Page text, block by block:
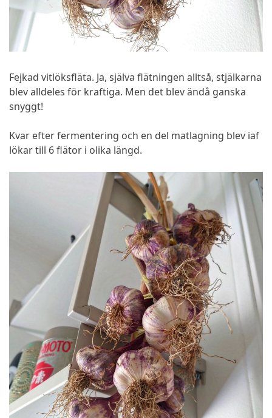
Fejkad vitlöksfläta. Ja, själva flätningen alltså, stjälkarna
blev alldeles för kraftiga. Men det blev ändå ganska
snyggt!
Kvar efter fermentering och en del matlagning blev iaf
lökar till 6 flätor i olika längd.